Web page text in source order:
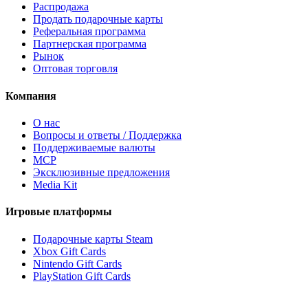
Распродажа
Продать подарочные карты
Реферальная программа
Партнерская программа
Рынок
Оптовая торговля
Компания
О нас
Вопросы и ответы / Поддержка
Поддерживаемые валюты
MCP
Эксклюзивные предложения
Media Kit
Игровые платформы
Подарочные карты Steam
Xbox Gift Cards
Nintendo Gift Cards
PlayStation Gift Cards